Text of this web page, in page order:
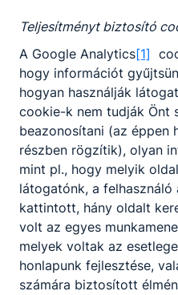
Gyulai SZC
Harruckern
János
Technikum,
Szakképző
Iskola és
Kollégium
Teljesítményt biztosító
A Google Analytics[1]
hogy információt
hogyan használják
cookie-k nem tudják Önt
beazonosítani (az éppen
részben rögzítik), olyan
mint pl., hogy melyik
látogatónk, a felhasználó
kattintott, hány oldalt
volt az egyes
melyek voltak az
honlapunk fejlesztése,
számára biztosított